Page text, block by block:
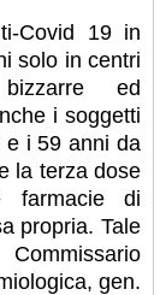
Covid 19 in
solo in centri
ed
i soggetti
e i 59 anni da
la terza dose
farmacie di
propria. Tale
gen.